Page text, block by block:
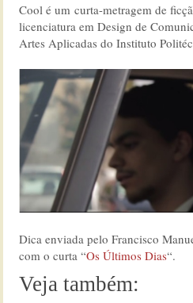
Cool é um curta-metragem de
licenciatura em Design de
Artes Aplicadas do Instituto
Dica enviada pelo Francisco
com o curta “Os Últimos Dias“.
Veja também: